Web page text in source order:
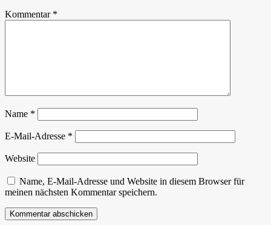
Kommentar *
Name *
E-Mail-Adresse *
Website
Name, E-Mail-Adresse und Website in diesem Browser für
meinen nächsten Kommentar speichern.